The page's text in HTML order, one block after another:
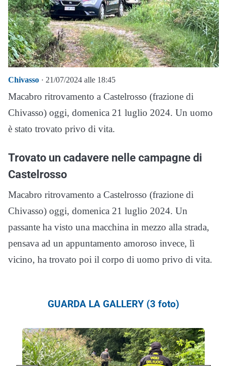
Chivasso · 21/07/2024 alle 18:45
Macabro ritrovamento a Castelrosso (frazione di
Chivasso) oggi, domenica 21 luglio 2024. Un uomo
è stato trovato privo di vita.
Trovato un cadavere nelle campagne di
Castelrosso
Macabro ritrovamento a Castelrosso (frazione di
Chivasso) oggi, domenica 21 luglio 2024. Un
passante ha visto una macchina in mezzo alla strada,
pensava ad un appuntamento amoroso invece, lì
vicino, ha trovato poi il corpo di uomo privo di vita.
GUARDA LA GALLERY (3 foto)